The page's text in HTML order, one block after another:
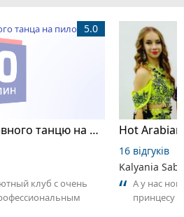
Victoria, школа спортивного танцю на пілоні
5.0
клуб с очень
16 відгуків
Kalyania
А у нас
принцесу